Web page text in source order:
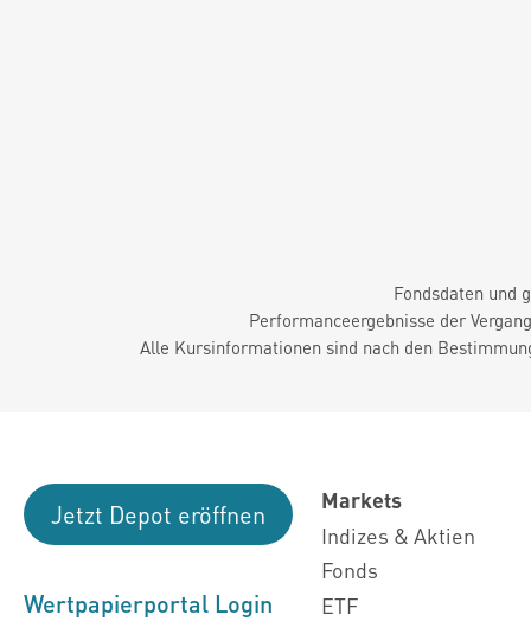
Fondsdaten und
Performanceergebnisse der
Alle Kursinformationen sind nach den
Jetzt Depot eröffnen
Wertpapierportal Login
Markets
Indizes & Aktien
Fonds
ETF